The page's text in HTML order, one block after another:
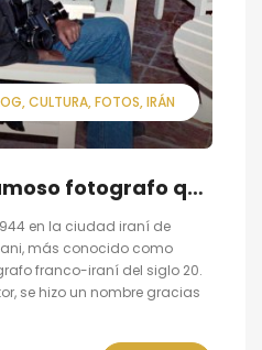
CULTURA FOTOS IRÁN
Abbas Attar, el famoso fotografo que documentó la Revolución iraní (y mucho más)
en la ciudad iraní de
más conocido como
franco-iraní del siglo 20.
se hizo un nombre gracias